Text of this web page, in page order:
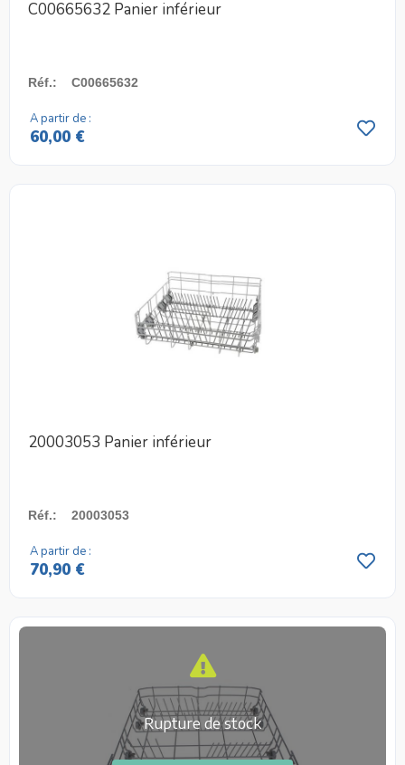
C00665632 Panier inférieur
Réf.: C00665632
A partir de :
60,00 €
20003053 Panier inférieur
Réf.: 20003053
A partir de :
70,90 €
Rupture de stock